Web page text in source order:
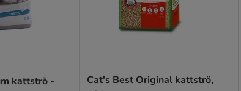
kattströ -
Cat's Best Original kattströ,